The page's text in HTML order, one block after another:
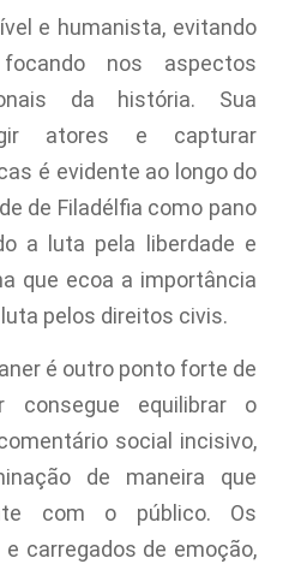
e humanista, evitando
nos aspectos
da história. Sua
atores e capturar
é evidente ao longo do
de Filadélfia como pano
a luta pela liberdade e
que ecoa a importância
pelos direitos civis.
é outro ponto forte de
consegue equilibrar o
social incisivo,
de maneira que
com o público. Os
carregados de emoção,